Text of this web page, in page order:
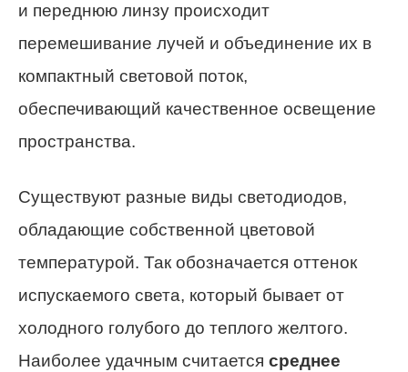
и переднюю линзу происходит
перемешивание лучей и объединение их в
компактный световой поток,
обеспечивающий качественное освещение
пространства.
Существуют разные виды светодиодов,
обладающие собственной цветовой
температурой. Так обозначается оттенок
испускаемого света, который бывает от
холодного голубого до теплого желтого.
Наиболее удачным считается среднее